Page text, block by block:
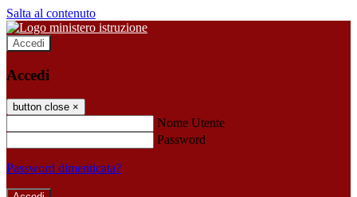
Salta al contenuto
Accedi
Accedi
button close ×
Nome Utente
Password
Password dimenticata?